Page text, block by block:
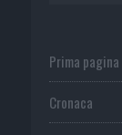
Prima pagina
Cronaca